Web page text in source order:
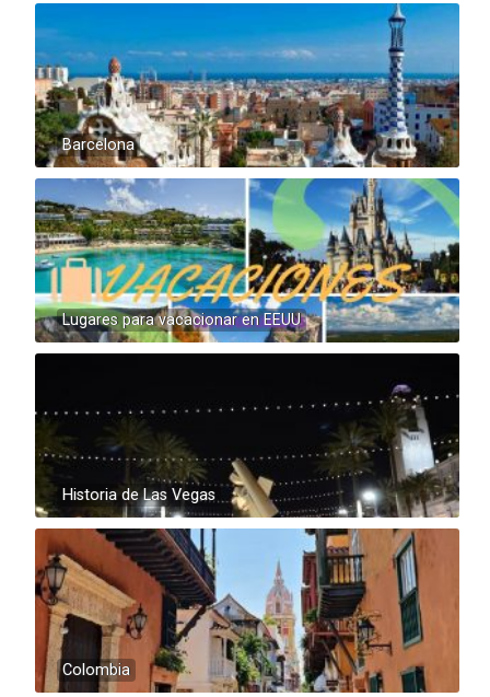
Barcelona
Lugares para vacacionar en EEUU
Historia de Las Vegas
Colombia